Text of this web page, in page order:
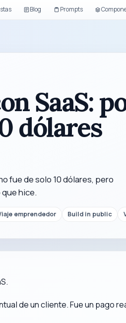
Blog Prompts
SaaS:
dólares
fue de solo 10 dólares, pero
hice.
emprendedor Build in public
de un cliente. Fue un pago